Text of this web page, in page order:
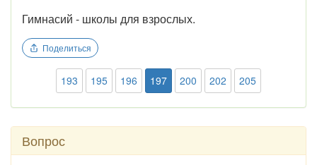
Гимнасий - школы для взрослых.
Поделиться
193 195 196 197 200 202 205
Вопрос